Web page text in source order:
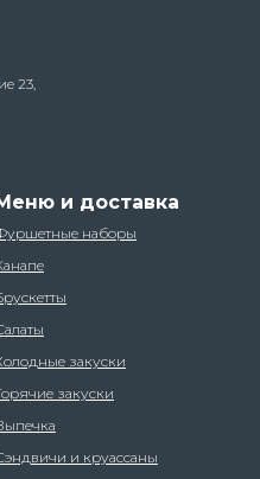
23,
и доставка
наборы
закуски
закуски
и круассаны